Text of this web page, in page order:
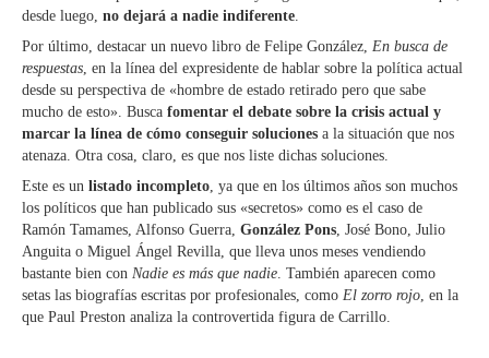
desde luego, no dejará a nadie indiferente.
Por último, destacar un nuevo libro de Felipe González, En busca de
respuestas, en la línea del expresidente de hablar sobre la política actual
desde su perspectiva de «hombre de estado retirado pero que sabe
mucho de esto». Busca fomentar el debate sobre la crisis actual y
marcar la línea de cómo conseguir soluciones a la situación que nos
atenaza. Otra cosa, claro, es que nos liste dichas soluciones.
Este es un listado incompleto, ya que en los últimos años son muchos
los políticos que han publicado sus «secretos» como es el caso de
Ramón Tamames, Alfonso Guerra, González Pons, José Bono, Julio
Anguita o Miguel Ángel Revilla, que lleva unos meses vendiendo
bastante bien con Nadie es más que nadie. También aparecen como
setas las biografías escritas por profesionales, como El zorro rojo, en la
que Paul Preston analiza la controvertida figura de Carrillo.